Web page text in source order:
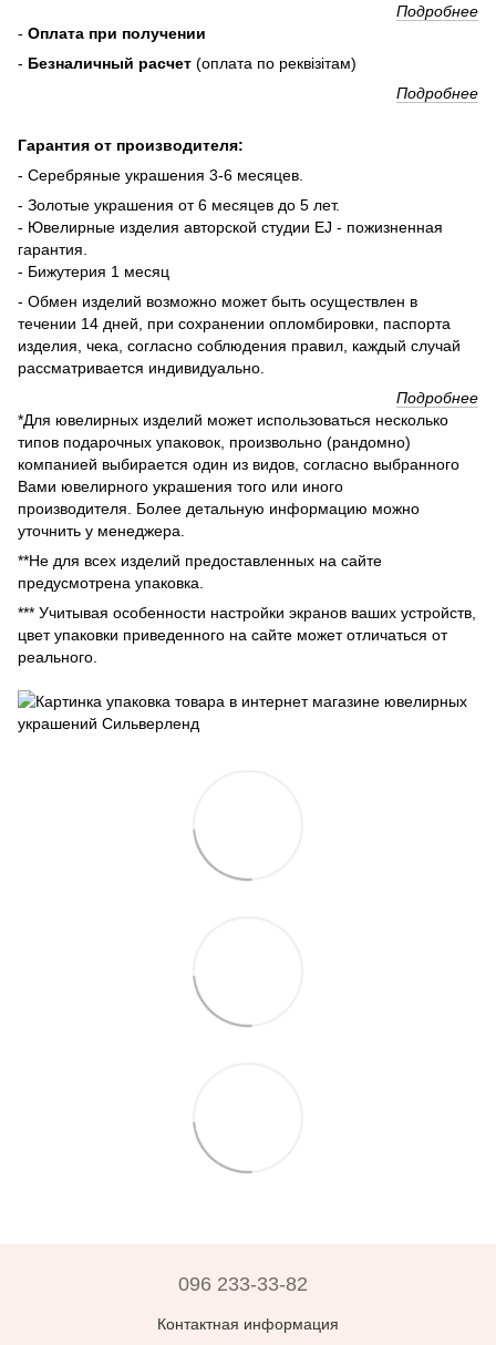
Подробнее
- Оплата при получении
- Безналичный расчет (оплата по реквізітам)
Подробнее
Гарантия от производителя:
- Серебряные украшения 3-6 месяцев.
- Золотые украшения от 6 месяцев до 5 лет.
- Ювелирные изделия авторской студии EJ - пожизненная
гарантия.
- Бижутерия 1 месяц
- Обмен изделий возможно может быть осуществлен в
течении 14 дней, при сохранении опломбировки, паспорта
изделия, чека, согласно соблюдения правил, каждый случай
рассматривается индивидуально.
Подробнее
*Для ювелирных изделий может использоваться несколько
типов подарочных упаковок, произвольно (рандомно)
компанией выбирается один из видов, согласно выбранного
Вами ювелирного украшения того или иного
производителя. Более детальную информацию можно
уточнить у менеджера.
**Не для всех изделий предоставленных на сайте
предусмотрена упаковка.
*** Учитывая особенности настройки экранов ваших устройств,
цвет упаковки приведенного на сайте может отличаться от
реального.
096 233-33-82
Контактная информация